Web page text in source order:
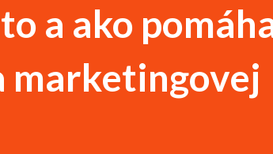
a ako
marketingovej